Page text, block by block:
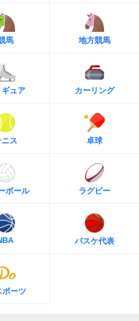
馬 地方競馬
ギュア カーリング
ニス 卓球
ボール ラグビー
バスケ代表
ポーツ